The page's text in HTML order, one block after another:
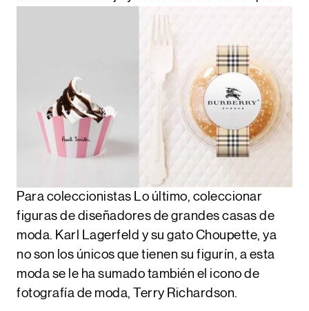
Para coleccionistas Lo último, coleccionar
figuras de diseñadores de grandes casas de
moda. Karl Lagerfeld y su gato Choupette, ya
no son los únicos que tienen su figurín, a esta
moda se le ha sumado también el icono de
fotografía de moda, Terry Richardson.